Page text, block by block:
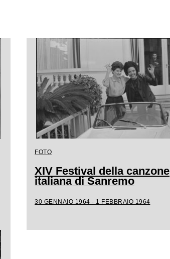
FOTO
XIV Festival della canzone
italiana di Sanremo
30 GENNAIO 1964 - 1 FEBBRAIO 1964